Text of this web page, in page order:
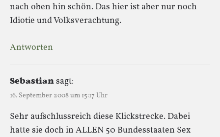
nach oben hin schön. Das hier ist aber nur noch
Idiotie und Volksverachtung.
Antworten
Sebastiansagt:
16. September 2008 um 15:17 Uhr
Sehr aufschlussreich diese Klickstrecke. Dabei
hatte sie doch in ALLEN 50 Bundesstaaten Sex